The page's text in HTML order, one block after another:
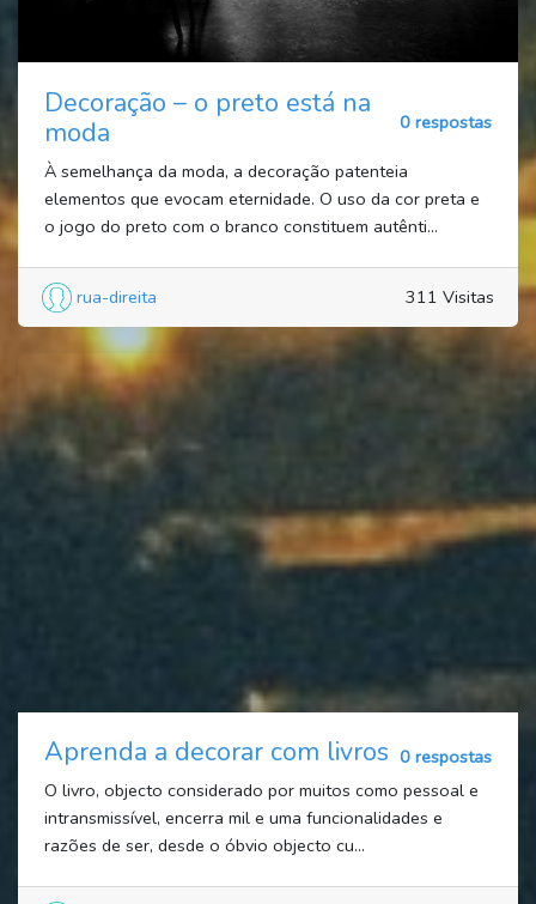
Decoração – o preto está na
moda
0 respostas
À semelhança da moda, a decoração patenteia
elementos que evocam eternidade. O uso da cor preta e
o jogo do preto com o branco constituem autênti...
rua-direita 311 Visitas
Aprenda a decorar com livros 0 respostas
O livro, objecto considerado por muitos como pessoal e
intransmissível, encerra mil e uma funcionalidades e
razões de ser, desde o óbvio objecto cu...